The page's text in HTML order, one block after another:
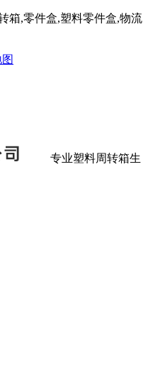
箱,零件盒,塑料零件盒,物流
专业塑料周转箱生